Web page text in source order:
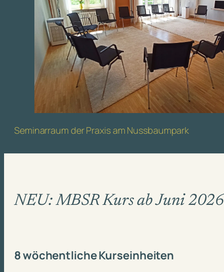
Seminarraum der Praxis am Nussbaumpark
NEU: MBSR Kurs ab Juni 2026
8 wöchentliche Kurseinheiten